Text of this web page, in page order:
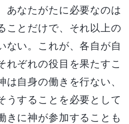
あなたがたに必要なのは
ことだけで、それ以上の
ない。これが、各自が自
れぞれの役目を果たすこ
は自身の働きを行ない、
うすることを必要として
きに神が参加することも